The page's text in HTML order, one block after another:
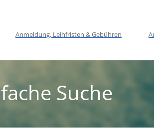
Anmeldung, Leihfristen & Gebühren
Suche